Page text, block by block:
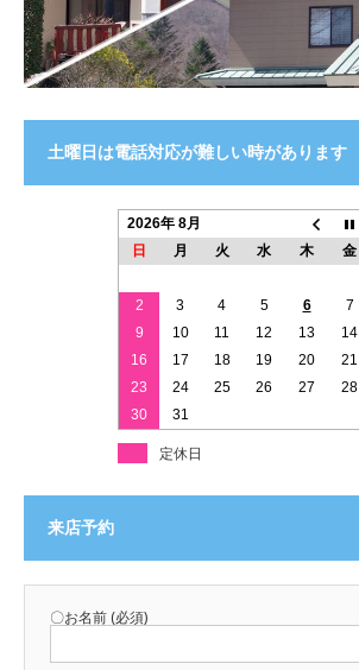
土曜日は電話対応が難しい時があります
2026年 8月
日
月 火 水 木 金
2
3 4 5 6 7
9
10 11 12 13 14
16
17 18 19 20 21
23
24 25 26 27 28
30
31
定休日
来店予約
〇お名前 (必須)